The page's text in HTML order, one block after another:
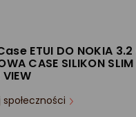
ETUI DO NOKIA 3.2
CASE SILIKON
VIEW